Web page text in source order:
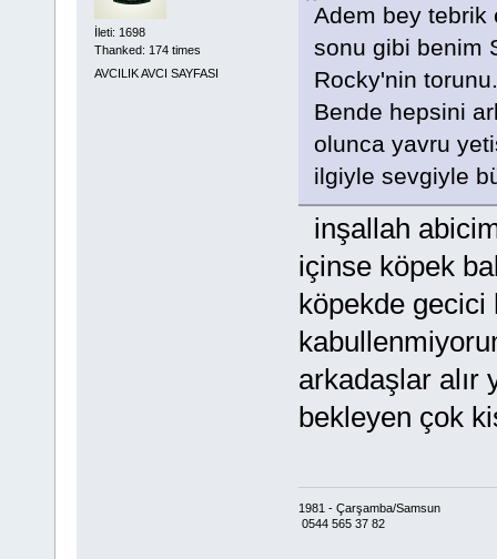
İleti: 1698
Thanked: 174 times
AVCILIK AVCI SAYFASI
Adem bey tebrik
sonu gibi benim
Rocky'nin
Bende hepsini
olunca yavru
ilgiyle sevgiyle
inşallah
içinse köpek
köpekde gecici
arkadaşlar alır
bekleyen çok
1981 - Çarşamba/Samsun
0544 565 37 82